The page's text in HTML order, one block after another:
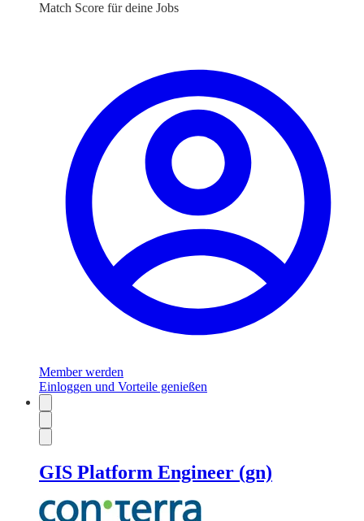
Match Score für deine Jobs
Member werden
Einloggen und Vorteile genießen
GIS Platform Engineer (gn)